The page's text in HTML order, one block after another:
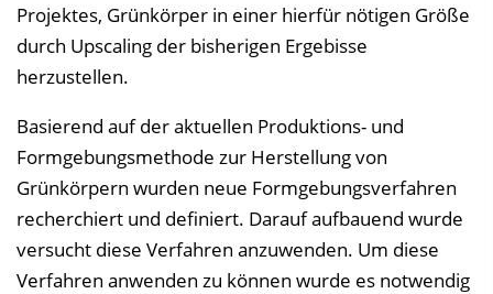
Projektes, Grünkörper in einer hierfür nötigen Größe
durch Upscaling der bisherigen Ergebisse
herzustellen.
Basierend auf der aktuellen Produktions- und
Formgebungsmethode zur Herstellung von
Grünkörpern wurden neue Formgebungsverfahren
recherchiert und definiert. Darauf aufbauend wurde
versucht diese Verfahren anzuwenden. Um diese
Verfahren anwenden zu können wurde es notwendig